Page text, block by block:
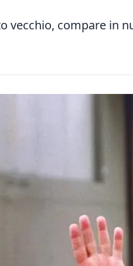
vecchio, compare in